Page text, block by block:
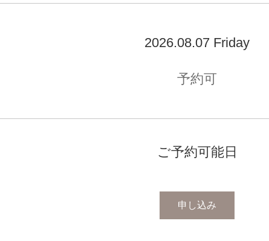
2026.08.07 Friday
予約可
ご予約可能日
申し込み